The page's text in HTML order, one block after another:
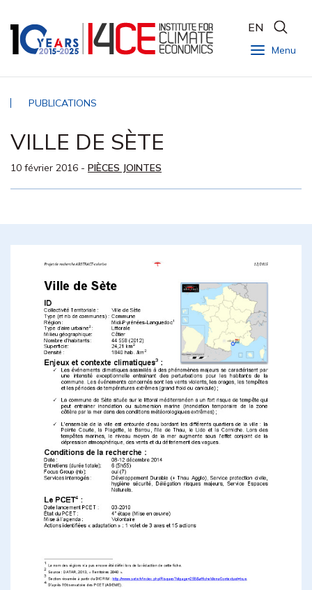
Menu
EN
PUBLICATIONS
VILLE DE SÈTE
10 février 2016 - PIÈCES JOINTES